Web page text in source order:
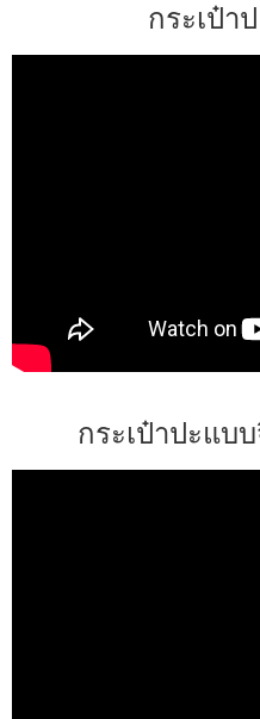
กระเป๋า
กระเป๋าปะแบ